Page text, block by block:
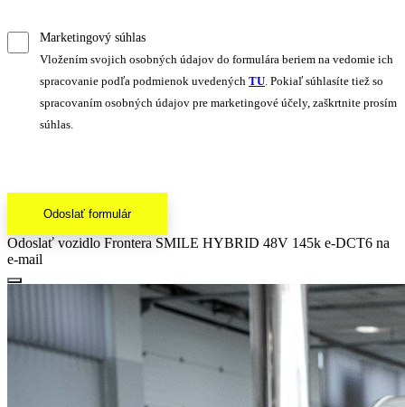
Marketingový súhlas
Vložením svojich osobných údajov do formulára beriem na vedomie ich
spracovanie podľa podmienok uvedených TU . Pokiaľ súhlasíte tiež so
spracovaním osobných údajov pre marketingové účely, zaškrtnite prosím
súhlas.
Odoslať formulár
Odoslať vozidlo Frontera SMILE HYBRID 48V 145k e-DCT6 na
e-mail